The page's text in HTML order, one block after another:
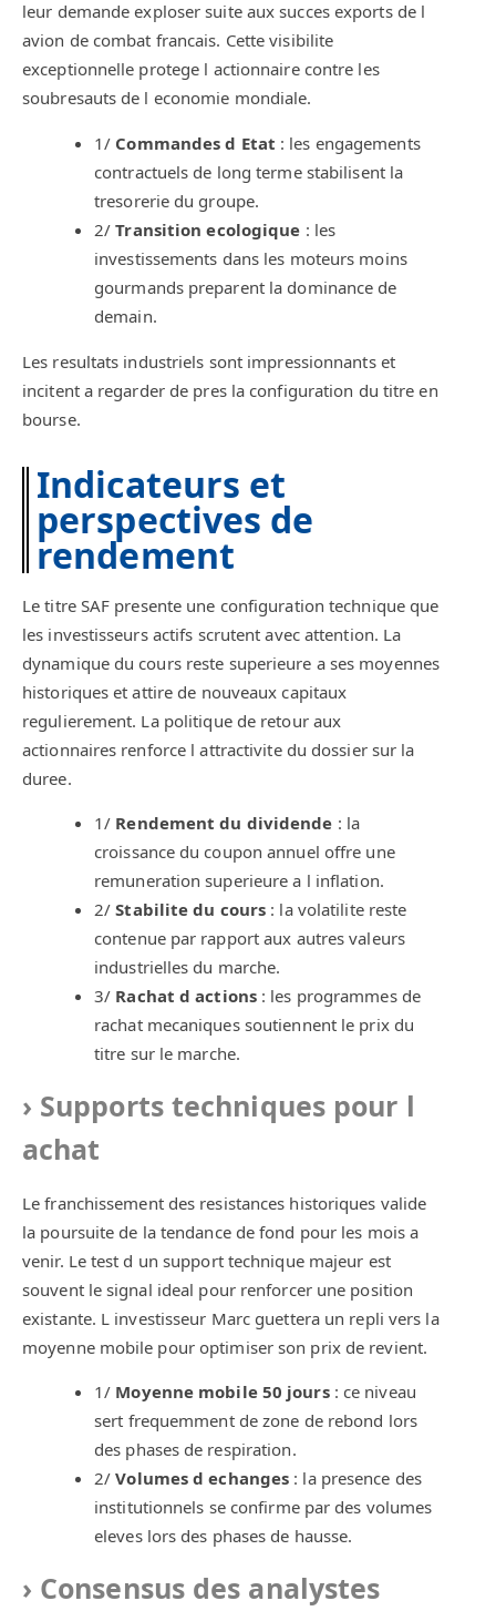
leur demande exploser suite aux succes exports de l
avion de combat francais. Cette visibilite
exceptionnelle protege l actionnaire contre les
soubresauts de l economie mondiale.
1/ Commandes d Etat : les engagements
contractuels de long terme stabilisent la
tresorerie du groupe.
2/Transition ecologique : les
investissements dans les moteurs moins
gourmands preparent la dominance de
demain.
Les resultats industriels sont impressionnants et
incitent a regarder de pres la configuration du titre en
bourse.
Indicateurs et
perspectives de
rendement
Le titre SAF presente une configuration technique que
les investisseurs actifs scrutent avec attention. La
dynamique du cours reste superieure a ses moyennes
historiques et attire de nouveaux capitaux
regulierement. La politique de retour aux
actionnaires renforce l attractivite du dossier sur la
duree.
1/ Rendement du dividende : la
croissance du coupon annuel offre une
remuneration superieure a l inflation.
2/Stabilite du cours : la volatilite reste
contenue par rapport aux autres valeurs
industrielles du marche.
3/ Rachat d actions: les programmes de
rachat mecaniques soutiennent le prix du
titre sur le marche.
Supports techniques pour l
achat
Le franchissement des resistances historiques valide
la poursuite de la tendance de fond pour les mois a
venir. Le test d un support technique majeur est
souvent le signal ideal pour renforcer une position
existante. L investisseur Marc guettera un repli vers la
moyenne mobile pour optimiser son prix de revient.
1/ Moyenne mobile 50 jours: ce niveau
sert frequemment de zone de rebond lors
des phases de respiration.
2/Volumes d echanges : la presence des
institutionnels se confirme par des volumes
eleves lors des phases de hausse.
Consensus des analystes